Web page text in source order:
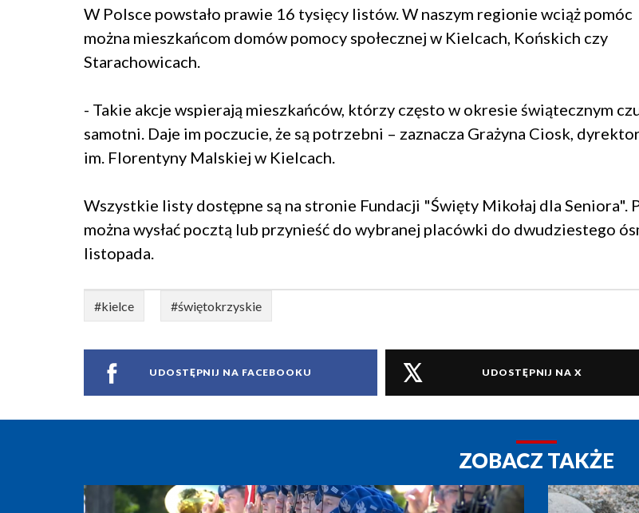
W Polsce powstało prawie 16 tysięcy listów. W naszym regionie wciąż pomóc
można mieszkańcom domów pomocy społecznej w Kielcach, Końskich czy
Starachowicach.
- Takie akcje wspierają mieszkańców, którzy często w okresie świątecznym
samotni. Daje im poczucie, że są potrzebni – zaznacza Grażyna Ciosk,
im. Florentyny Malskiej w Kielcach.
Wszystkie listy dostępne są na stronie Fundacji "Święty Mikołaj dla Seniora".
można wysłać pocztą lub przynieść do wybranej placówki do dwudziestego
listopada.
#kielce #świętokrzyskie
UDOSTĘPNIJ NA FACEBOOKU UDOSTĘPNIJ NA X
ZOBACZ TAKŻE